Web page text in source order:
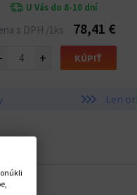
U Vás do 8-10 dní
s DPH /1ks 78,41 €
+ KÚPIŤ
Len